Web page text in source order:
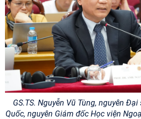
GS.TS. Nguyễn Vũ Tùng, nguyên
Quốc, nguyên Giám đốc Học viện